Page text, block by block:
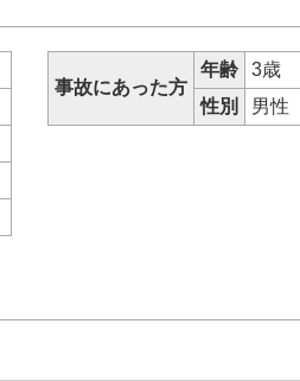
事故にあった方
年齢
3歳
性別
男性